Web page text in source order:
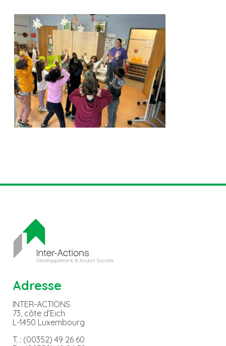
Adresse
INTER-ACTIONS
73, côte d’Eich
L-1450 Luxembourg
T. : (00352) 49 26 60